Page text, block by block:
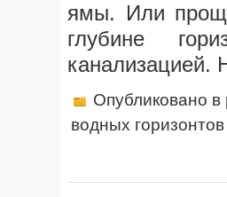
ямы. Или
глубине
канализацией.
Опубликовано
водных горизонтов